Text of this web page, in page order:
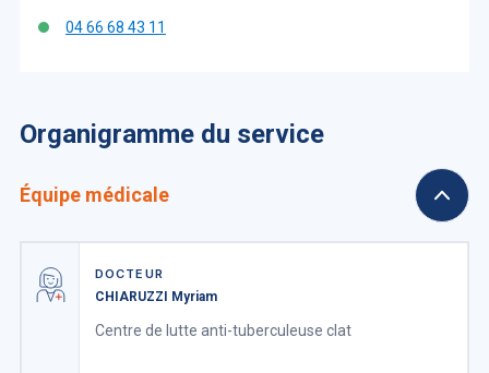
04 66 68 43 11
Organigramme du service
Équipe médicale
DOCTEUR
CHIARUZZI Myriam
Centre de lutte anti-tuberculeuse clat